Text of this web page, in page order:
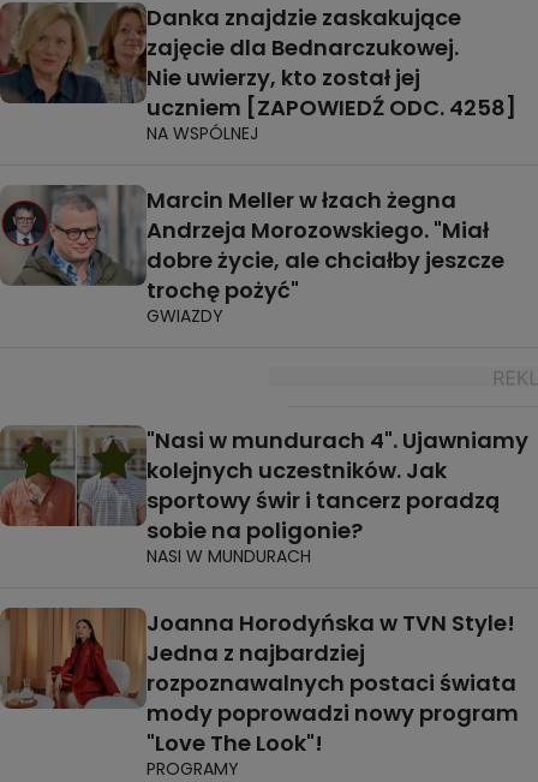
Danka znajdzie zaskakujące
zajęcie dla Bednarczukowej.
Nie uwierzy, kto został jej
uczniem [ZAPOWIEDŹ ODC. 4258]
NA WSPÓLNEJ
Marcin Meller w łzach żegna
Andrzeja Morozowskiego. "Miał
dobre życie, ale chciałby jeszcze
trochę pożyć"
GWIAZDY
"Nasi w mundurach 4". Ujawniamy
kolejnych uczestników. Jak
sportowy świr i tancerz poradzą
sobie na poligonie?
NASI W MUNDURACH
Joanna Horodyńska w TVN Style!
Jedna z najbardziej
rozpoznawalnych postaci świata
mody poprowadzi nowy program
"Love The Look"!
PROGRAMY